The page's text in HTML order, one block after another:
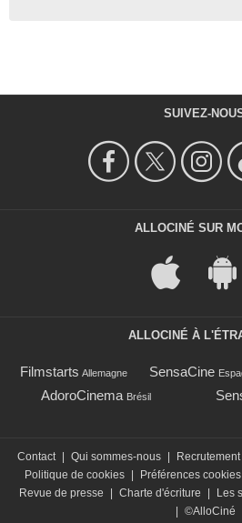
SUIVEZ-
ALLOCINÉ SUR
ALLOCINÉ À
Filmstarts Allemagne SensaCine
AdoroCinema Brésil
Contact Qui sommes-nous Recrutement
Politique de cookies
Préférences cookies
Revue de presse
Charte d'écriture Les
©AlloCiné